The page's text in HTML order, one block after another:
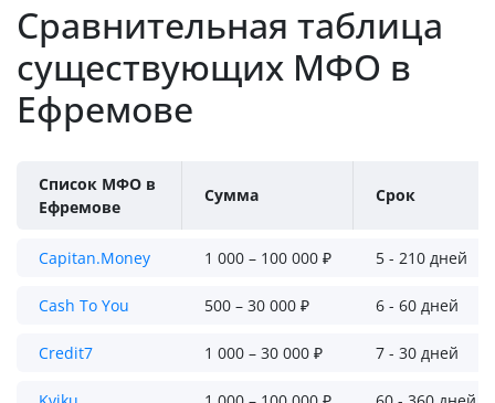
Сравнительная таблица
существующих МФО в
Ефремове
Список МФО в
Ефремове
Сумма Срок
Capitan.Money 1 000 – 100 000 ₽ 5 - 210 дней
Cash To You 500 – 30 000 ₽ 6 - 60 дней
Credit7 1 000 – 30 000 ₽ 7 - 30 дней